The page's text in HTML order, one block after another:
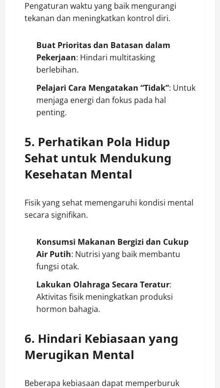
Pengaturan waktu yang baik mengurangi
tekanan dan meningkatkan kontrol diri.
Buat Prioritas dan Batasan dalam
Pekerjaan: Hindari multitasking
berlebihan.
Pelajari Cara Mengatakan “Tidak”: Untuk
menjaga energi dan fokus pada hal
penting.
5. Perhatikan Pola Hidup
Sehat untuk Mendukung
Kesehatan Mental
Fisik yang sehat memengaruhi kondisi mental
secara signifikan.
Konsumsi Makanan Bergizi dan Cukup
Air Putih: Nutrisi yang baik membantu
fungsi otak.
Lakukan Olahraga Secara Teratur:
Aktivitas fisik meningkatkan produksi
hormon bahagia.
6. Hindari Kebiasaan yang
Merugikan Mental
Beberapa kebiasaan dapat memperburuk